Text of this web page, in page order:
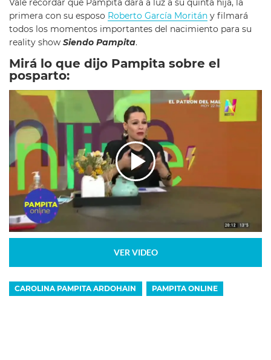
Vale recordar que Pampita dará a luz a su quinta hija, la
primera con su esposo Roberto García Moritán y filmará
todos los momentos importantes del nacimiento para su
reality show Siendo Pampita.
Mirá lo que dijo Pampita sobre el
posparto:
VER VIDEO
CAROLINA PAMPITA ARDOHAIN PAMPITA ONLINE